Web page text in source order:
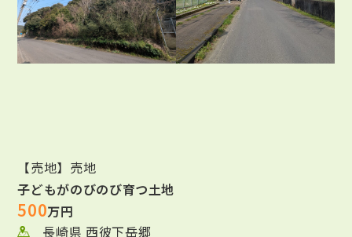
【売地】売地
子どもがのびのび育つ土地
500万円
長崎県 西彼下岳郷